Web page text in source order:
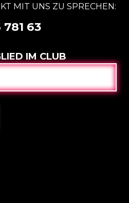
MIT UNS ZU SPRECHEN:
63
IM CLUB